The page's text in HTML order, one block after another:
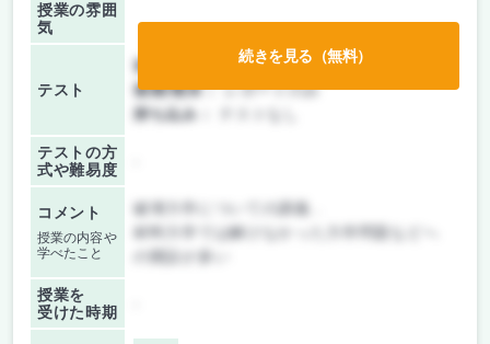
授業の雰囲
気
テスト
前期/中間：
レポートのみ
後期/期末：レポートのみ
持ち込み：
テストの方
式や難易度
コメント
授業の内容や
学べたこと
破壊力学についての講義．
材料力学では解けなかった力学問題などへ
授業を
受けた時期
続きを見る（無料）